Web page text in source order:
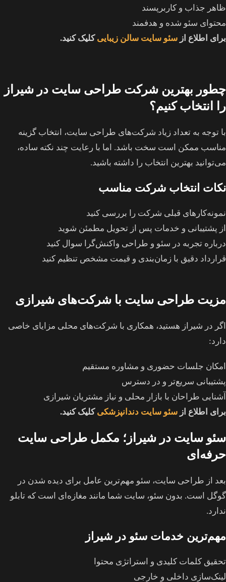
ظاهر جذاب و کاربرپسند
محتوای سئو شده و هدفمند
برای اطلاع از سئو سایت سالن زیبایی کلیک کنید.
چطور بهترین شرکت طراحی سایت در شیراز
را انتخاب کنیم؟
با توجه به تعداد زیاد شرکت‌های طراحی سایت، انتخاب گزینه
مناسب ممکن است سخت باشد. اما با رعایت چند نکته ساده،
می‌توانید بهترین انتخاب را داشته باشید.
نکات انتخاب شرکت مناسب
نمونه‌کارهای قبلی شرکت را بررسی کنید
از پشتیبانی و خدمات پس از تحویل مطمئن شوید
درباره تجربه در سئو و طراحی واکنش‌گرا سوال کنید
قرارداد دقیق با زمان‌بندی و قیمت مشخص تنظیم کنید
مزیت طراحی سایت با شرکت‌های شیرازی
اگر در شیراز هستید، همکاری با شرکت‌های محلی مزایای خاصی
دارد:
امکان جلسات حضوری و مشاوره مستقیم
پشتیبانی سریع‌تر و در دسترس
آشنایی طراحان با بازار محلی و نیاز مشتریان شیرازی
برای اطلاع از سئو سایت دندانپزشکی کلیک کنید.
سئو سایت در شیراز؛ مکمل طراحی سایت
حرفه‌ای
بعد از طراحی سایت، سئو مهم‌ترین عامل برای دیده شدن در
گوگل است. بدون سئو، سایت شما مانند مغازه‌ای است که تابلو
ندارد.
مهم‌ترین خدمات سئو در شیراز
تحقیق کلمات کلیدی و استراتژی محتوا
لینک‌سازی داخلی و خارجی